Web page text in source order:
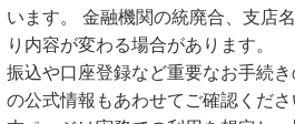
います。 金融機関の統廃合、支店
り内容が変わる場合があります。
振込や口座登録など重要なお手続
の公式情報もあわせてご確認くださ